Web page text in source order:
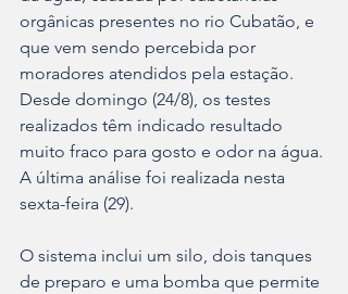
orgânicas presentes no rio Cubatão, e
que vem sendo percebida por
moradores atendidos pela estação.
Desde domingo (24/8), os testes
realizados têm indicado resultado
muito fraco para gosto e odor na água.
A última análise foi realizada nesta
sexta-feira (29).
O sistema inclui um silo, dois tanques
de preparo e uma bomba que permite